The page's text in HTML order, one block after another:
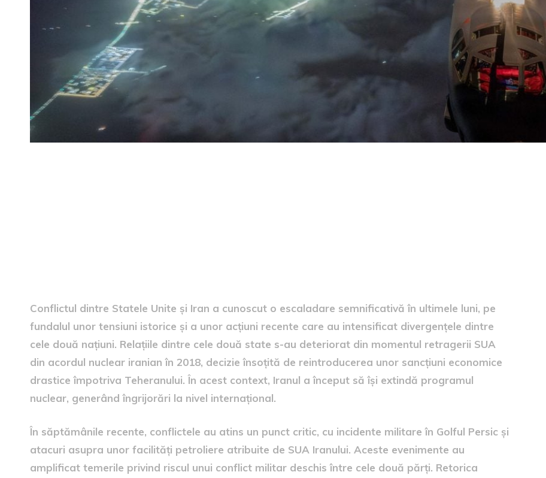
Conflictul dintre Statele Unite și Iran a cunoscut o escaladare semnificativă în ultimele luni, pe
fundalul unor tensiuni istorice și a unor acțiuni recente care au intensificat divergențele dintre
cele două națiuni. Relațiile dintre cele două state s-au deteriorat din momentul retragerii SUA
din acordul nuclear iranian în 2018, decizie însoțită de reintroducerea unor sancțiuni economice
drastice împotriva Teheranului. În acest context, Iranul a început să își extindă programul
nuclear, generând îngrijorări la nivel internațional.
În săptămânile recente, conflictele au atins un punct critic, cu incidente militare în Golful Persic și
atacuri asupra unor facilități petroliere atribuite de SUA Iranului. Aceste evenimente au
amplificat temerile privind riscul unui conflict militar deschis între cele două părți. Retorica